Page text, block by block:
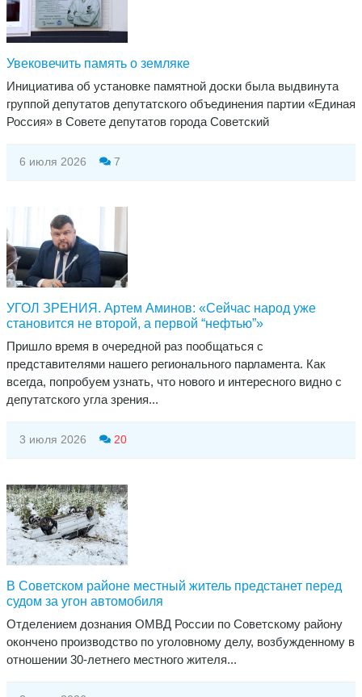
Увековечить память о земляке
Инициатива об установке памятной доски была выдвинута
группой депутатов депутатского объединения партии «Единая
Россия» в Совете депутатов города Советский
6 июля 2026 7
​УГОЛ ЗРЕНИЯ. Артем Аминов: «Сейчас народ уже
становится не второй, а первой “нефтью”»
Пришло время в очередной раз пообщаться с
представителями нашего регионального парламента. Как
всегда, попробуем узнать, что нового и интересного видно с
депутатского угла зрения...
3 июля 2026 20
​В Советском районе местный житель предстанет перед
судом за угон автомобиля
Отделением дознания ОМВД России по Советскому району
окончено производство по уголовному делу, возбужденному в
отношении 30-летнего местного жителя...